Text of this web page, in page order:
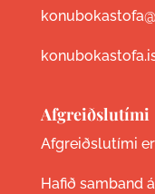
Afgreiðslutími
Afgreiðslutími
Hafið samband á